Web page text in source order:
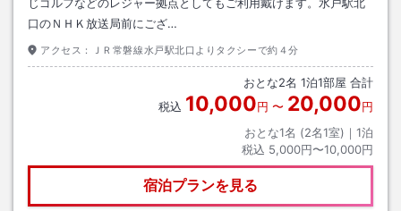
口のＮＨＫ放送局前にござ…
アクセス： ＪＲ常磐線水戸駅北口よりタクシーで約４分
おとな2名 1泊1部屋 合計
税込 10,000円 〜 20,000円
おとな1名 (2名1室)｜ 1泊
税込 5,000円〜10,000円
宿泊プランを見る